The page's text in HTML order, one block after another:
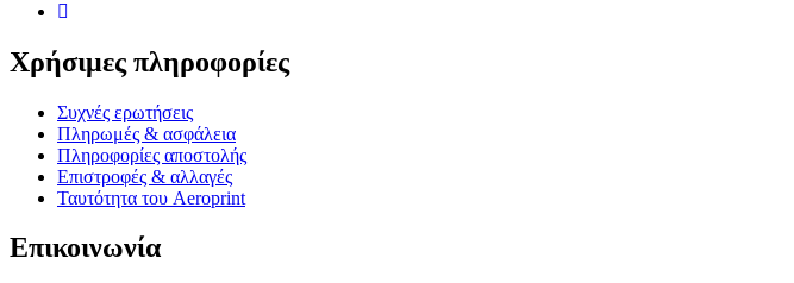
Χρήσιμες πληροφορίες
Συχνές ερωτήσεις
Πληρωμές & ασφάλεια
Πληροφορίες αποστολής
Επιστροφές & αλλαγές
Ταυτότητα του Aeroprint
Επικοινωνία